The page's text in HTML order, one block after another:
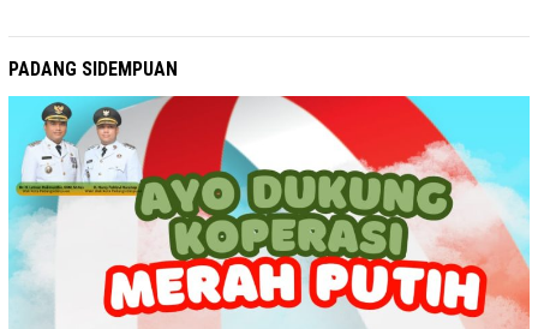
PADANG SIDEMPUAN